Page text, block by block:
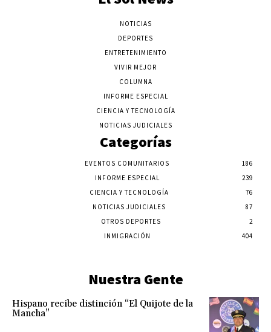
NOTICIAS
DEPORTES
ENTRETENIMIENTO
VIVIR MEJOR
COLUMNA
INFORME ESPECIAL
CIENCIA Y TECNOLOGÍA
NOTICIAS JUDICIALES
Categorías
EVENTOS COMUNITARIOS
186
INFORME ESPECIAL
239
CIENCIA Y TECNOLOGÍA
76
NOTICIAS JUDICIALES
87
OTROS DEPORTES
2
INMIGRACIÓN
404
Nuestra Gente
Hispano recibe distinción “El Quijote de la
Mancha”